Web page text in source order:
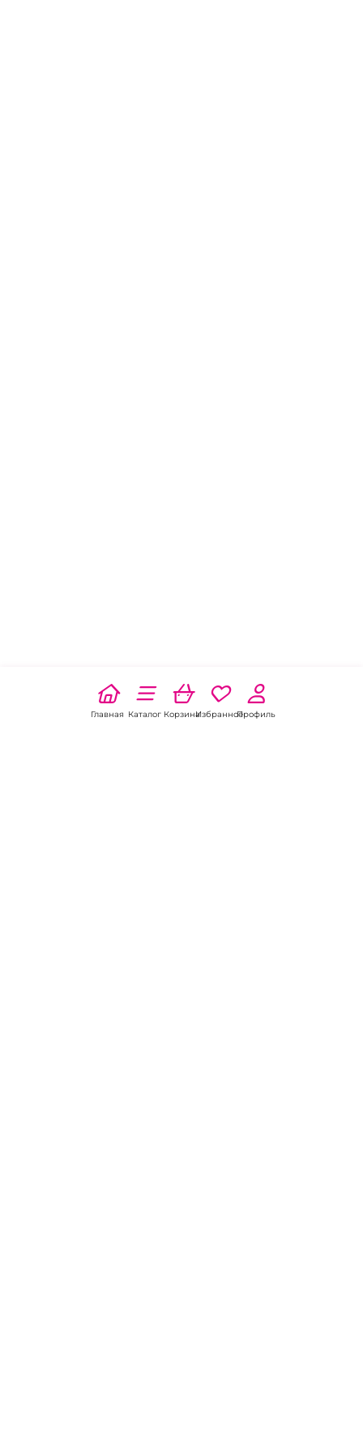
Главная Каталог КорзинаИзбранноеПрофиль